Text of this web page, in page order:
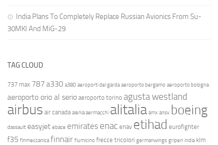
India Plans To Completely Replace Russian Avionics From Su-
30MKI And MiG-29
TAG CLOUD
737 max 787 a330 a380 aeroporti del garda aeroporto bergamo aeroporto bologna
aeroporto orio al serio aeroporto torino agusta westland
airbus air canada alenia aermacchi alitalia amx ansv boeing
dassault easyjet ebace emirates enac enav etihad eurofighter
f35 finmeccanica finnair fiumicino frecce tricolori germanwings gripen india klm